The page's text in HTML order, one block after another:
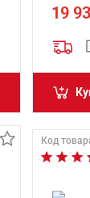
19
Код